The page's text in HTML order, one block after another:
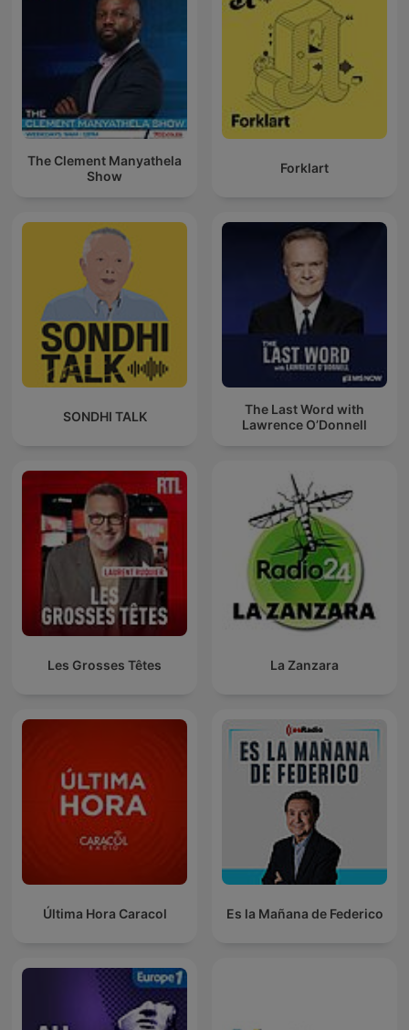
The Clement Manyathela
Show
Forklart
SONDHI TALK
The Last Word with
Lawrence O’Donnell
Les Grosses Têtes La Zanzara
Última Hora Caracol Es la Mañana de Federico